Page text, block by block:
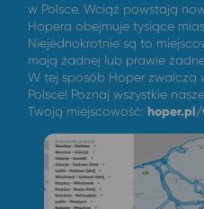
w Polsce. Wciąż powstają
Hopera obejmuje tysiące
Niejednokrotnie są to
mają żadnej lub prawie
W tej sposób Hoper zwalcza
Polsce! Poznaj wszystkie
Twoją miejscowość: